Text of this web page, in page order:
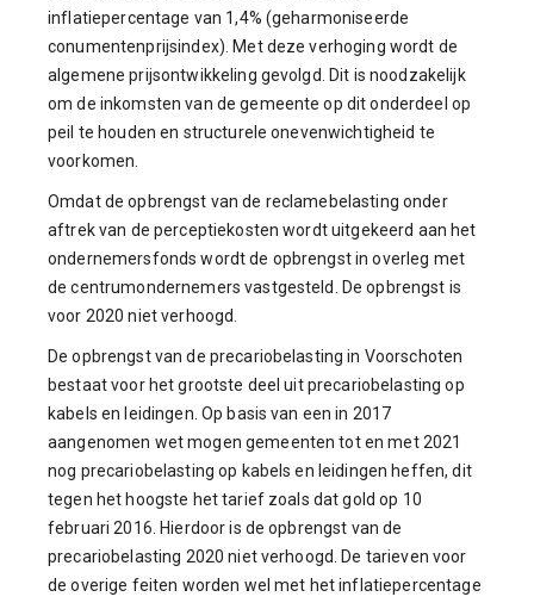
inflatiepercentage van 1,4% (geharmoniseerde
conumentenprijsindex). Met deze verhoging wordt de
algemene prijsontwikkeling gevolgd. Dit is noodzakelijk
om de inkomsten van de gemeente op dit onderdeel op
peil te houden en structurele onevenwichtigheid te
voorkomen.
Omdat de opbrengst van de reclamebelasting onder
aftrek van de perceptiekosten wordt uitgekeerd aan het
ondernemersfonds wordt de opbrengst in overleg met
de centrumondernemers vastgesteld. De opbrengst is
voor 2020 niet verhoogd.
De opbrengst van de precariobelasting in Voorschoten
bestaat voor het grootste deel uit precariobelasting op
kabels en leidingen. Op basis van een in 2017
aangenomen wet mogen gemeenten tot en met 2021
nog precariobelasting op kabels en leidingen heffen, dit
tegen het hoogste het tarief zoals dat gold op 10
februari 2016. Hierdoor is de opbrengst van de
precariobelasting 2020 niet verhoogd. De tarieven voor
de overige feiten worden wel met het inflatiepercentage